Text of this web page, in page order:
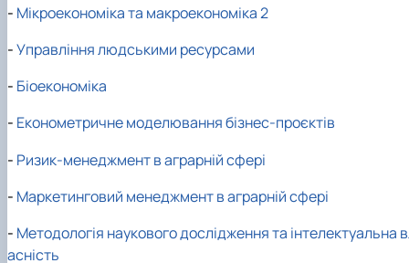
- Мікроекономіка та макроекономіка 2
-Управління людськими ресурсами
- Біоекономіка
- Економетричне моделювання бізнес-проєктів
- Ризик-менеджмент в аграрній сфері
- Маркетинговий менеджмент в аграрній сфері
- Методологія наукового дослідження та інтелектуальна
асність